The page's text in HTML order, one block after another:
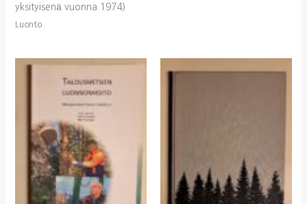
yksityisenä vuonna 1974)
Luonto